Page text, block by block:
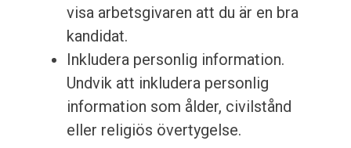
visa arbetsgivaren att du är en bra
kandidat.
Inkludera personlig information.
Undvik att inkludera personlig
information som ålder, civilstånd
eller religiös övertygelse.